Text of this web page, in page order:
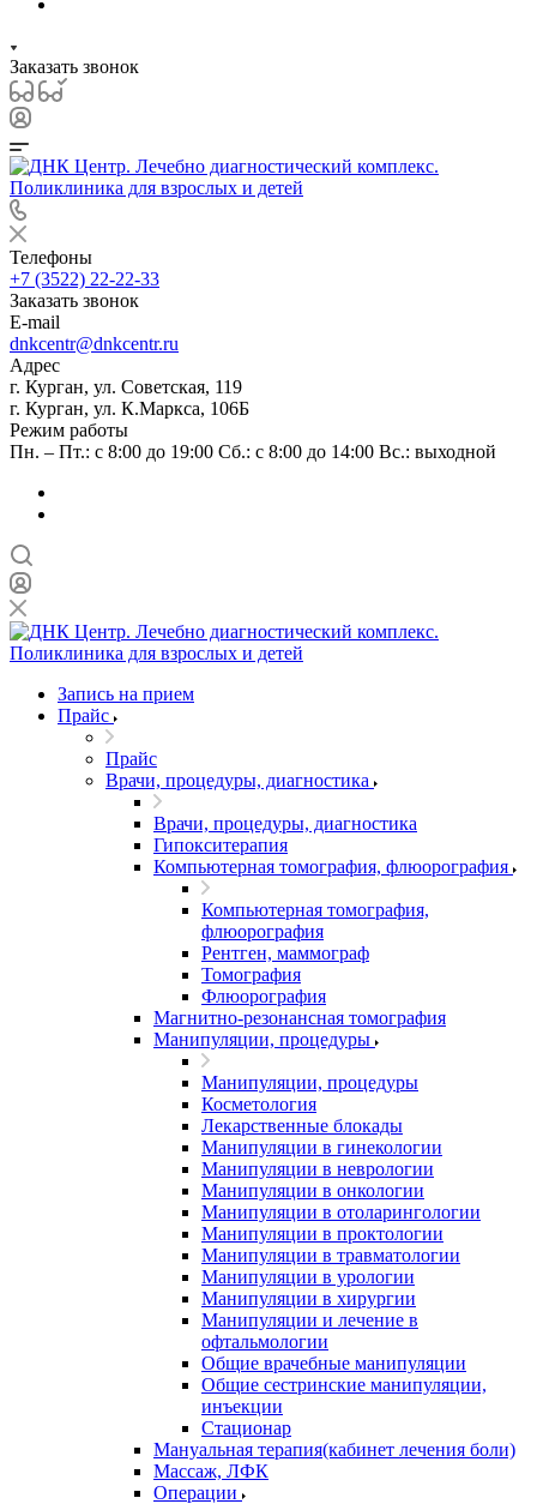
Заказать звонок
Телефоны
+7 (3522) 22-22-33
Заказать звонок
E-mail
dnkcentr@dnkcentr.ru
Адрес
г. Курган, ул. Советская, 119
г. Курган, ул. К.Маркса, 106Б
Режим работы
Пн. – Пт.: с 8:00 до 19:00 Сб.: с 8:00 до 14:00 Вс.: выходной
Запись на прием
Прайс
Прайс
Врачи, процедуры, диагностика
Врачи, процедуры, диагностика
Гипокситерапия
Компьютерная томография, флюорография
Компьютерная томография,
флюорография
Рентген, маммограф
Томография
Флюорография
Магнитно-резонансная томография
Манипуляции, процедуры
Манипуляции, процедуры
Косметология
Лекарственные блокады
Манипуляции в гинекологии
Манипуляции в неврологии
Манипуляции в онкологии
Манипуляции в отоларингологии
Манипуляции в проктологии
Манипуляции в травматологии
Манипуляции в урологии
Манипуляции в хирургии
Манипуляции и лечение в
офтальмологии
Общие врачебные манипуляции
Общие сестринские манипуляции,
инъекции
Стационар
Мануальная терапия(кабинет лечения боли)
Массаж, ЛФК
Операции